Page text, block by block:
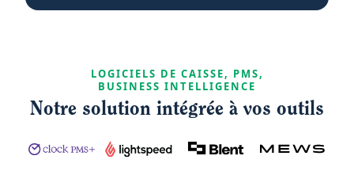
LOGICIELS DE CAISSE, PMS,
BUSINESS INTELLIGENCE
Notre solution intégrée à vos outils